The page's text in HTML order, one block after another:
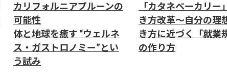
カリフォルニアプルーンの
可能性
体と地球を癒す “ウェルネ
ス・ガストロノミー”とい
う試み
「カタネベーカリー
き方改革～自分の理
き方に近づく「就業
の作り方